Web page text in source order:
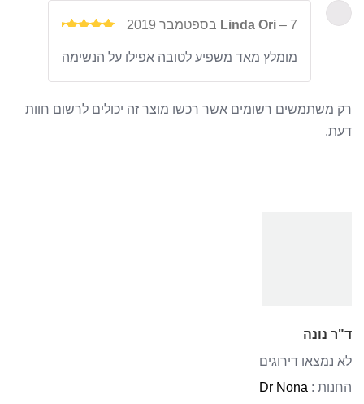
מתוך 5
Linda Ori – 7 בספטמבר 2019
מומלץ מאד משפיע לטובה אפילו על הנשימה
רק משתמשים רשומים אשר רכשו מוצר זה יכולים לרשום חוות
דעת.
ד"ר נונה
לא נמצאו דירוגים
החנות : Dr Nona